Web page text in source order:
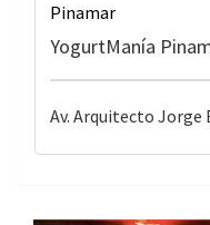
Pinamar
YogurtManía
Av. Arquitecto Jorge